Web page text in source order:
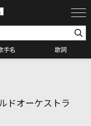
手名 歌詞
ドオーケストラ